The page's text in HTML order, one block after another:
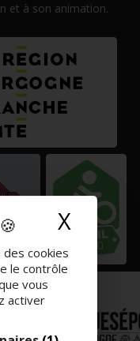
cookies
le contrôle
vous
activer
X
et à son animation.